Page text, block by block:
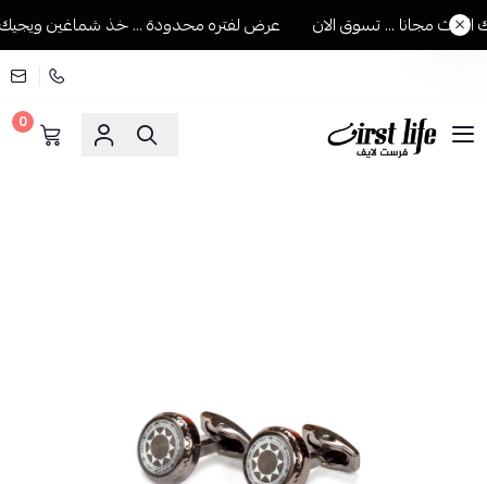
مجانا ... تسوق الان عرض لفتره محدودة ... خذ شماغين ويجيك
فرست لايف للمستلزمات الرجالية
0